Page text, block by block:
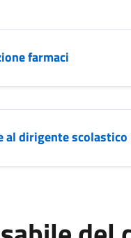
farmaci
al dirigente scolastico